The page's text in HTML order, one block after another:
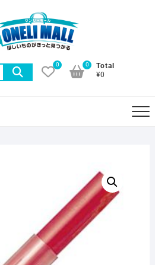
索
0
Total
¥0
0